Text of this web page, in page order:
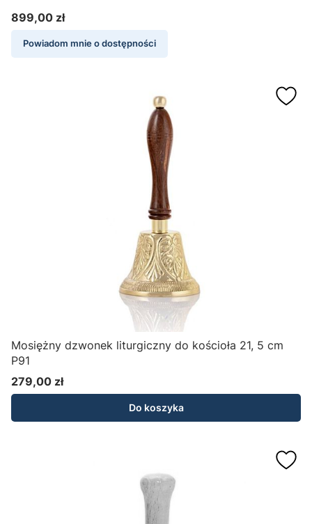
Cena
899,00 zł
Powiadom mnie o dostępności
Mosiężny dzwonek liturgiczny do kościoła 21, 5 cm
P91
Cena
279,00 zł
Do koszyka